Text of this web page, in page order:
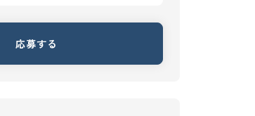
応募する